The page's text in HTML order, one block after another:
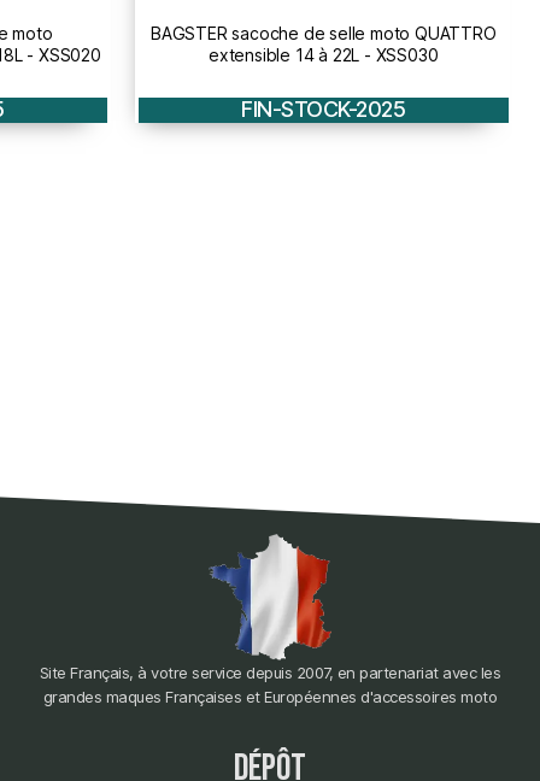
QUATTRO
BAGSTER petite sacoche de réservoir sur tapis
ou magnétique MATRIX 6L - XSR020
FIN-STOCK-2025
Site Français, à votre service depuis 2007, en partenariat avec les
grandes maques Françaises et Européennes d'accessoires moto
dépôt